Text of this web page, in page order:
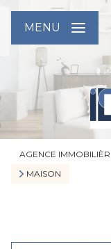
MENU
AGENCE
MAISON